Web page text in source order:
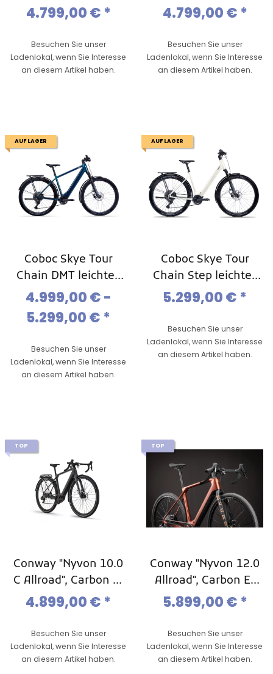
Ebike,11-Gang Kette
4.799,00 € *
Besuchen Sie unser
Ladenlokal, wenn Sie Interesse
an diesem Artikel haben.
Ebike,11-Gang Kette
4.799,00 € *
Besuchen Sie unser
Ladenlokal, wenn Sie Interesse
an diesem Artikel haben.
AUF LAGER
Coboc Skye Tour
Chain DMT leichtes
Ebike,11-Gang Kette
4.999,00 € -
5.299,00 € *
Besuchen Sie unser
Ladenlokal, wenn Sie Interesse
an diesem Artikel haben.
AUF LAGER
Coboc Skye Tour
Chain Step leichtes
Ebike,11-Gang Kette
5.299,00 € *
Besuchen Sie unser
Ladenlokal, wenn Sie Interesse
an diesem Artikel haben.
TOP
Conway "Nyvon 10.0
C Allroad", Carbon E-
Gravel, Carbon
2024
4.899,00 € *
Besuchen Sie unser
Ladenlokal, wenn Sie Interesse
an diesem Artikel haben.
TOP
Conway "Nyvon 12.0
Allroad", Carbon E-
Gravel, Carbon
2024
5.899,00 € *
Besuchen Sie unser
Ladenlokal, wenn Sie Interesse
an diesem Artikel haben.